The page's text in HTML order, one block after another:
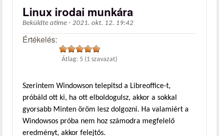
Linux irodai munkára
Beküldte atime - 2021. okt. 12. 19:42
Értékelés:
Átlag: 5 (1 szavazat)
Szerintem Windowson telepitsd a Libreoffice-t,
próbáld ott ki, ha ott elboldogulsz, akkor a sokkal
gyorsabb Minten öröm lesz dolgozni. Ha valamiért a
Windowsos próba nem hoz számodra megfelelő
eredményt, akkor felejtős.